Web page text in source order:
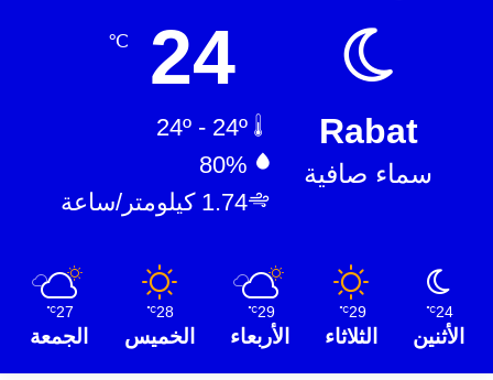
Rabat
سماء صافية
24
℃
80%
1.74 كيلومتر/ساعة
24
℃
الأثنين
29
℃
الثلاثاء
29
℃
الأربعاء
28
℃
الخميس
27
℃
الجمعة